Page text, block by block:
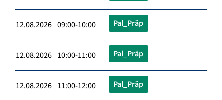
12.08.2026 09:00-10:00 Pal_Präp
12.08.2026 10:00-11:00 Pal_Präp
12.08.2026 11:00-12:00 Pal_Präp